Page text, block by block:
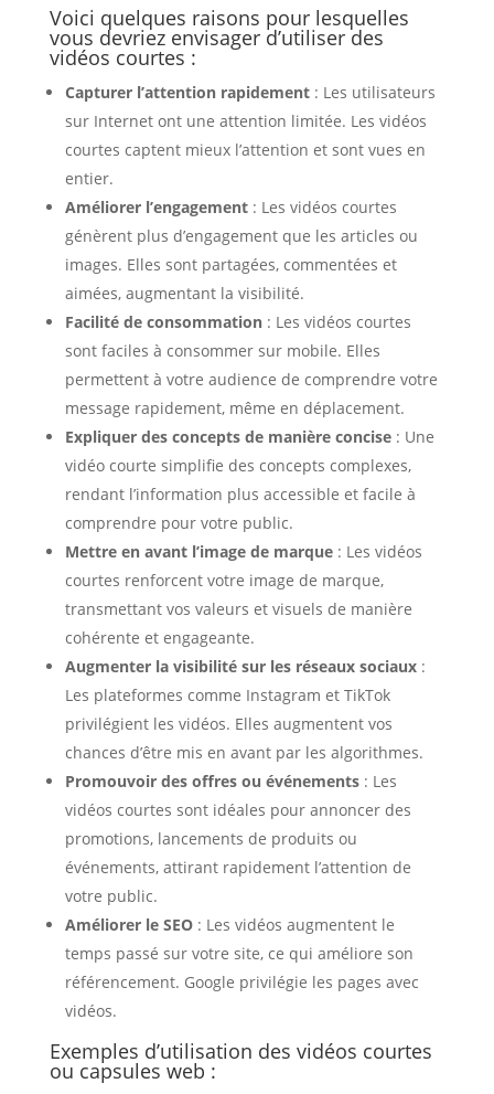
Voici quelques raisons pour lesquelles
vous devriez envisager d’utiliser des
vidéos courtes :
Capturer l’attention rapidement: Les utilisateurs
sur Internet ont une attention limitée. Les vidéos
courtes captent mieux l’attention et sont vues en
entier.
Améliorer l’engagement: Les vidéos courtes
génèrent plus d’engagement que les articles ou
images. Elles sont partagées, commentées et
aimées, augmentant la visibilité.
Facilité de consommation: Les vidéos courtes
sont faciles à consommer sur mobile. Elles
permettent à votre audience de comprendre votre
message rapidement, même en déplacement.
Expliquer des concepts de manière concise: Une
vidéo courte simplifie des concepts complexes,
rendant l’information plus accessible et facile à
comprendre pour votre public.
Mettre en avant l’image de marque: Les vidéos
courtes renforcent votre image de marque,
transmettant vos valeurs et visuels de manière
cohérente et engageante.
Augmenter la visibilité sur les réseaux sociaux:
Les plateformes comme Instagram et TikTok
privilégient les vidéos. Elles augmentent vos
chances d’être mis en avant par les algorithmes.
Promouvoir des offres ou événements: Les
vidéos courtes sont idéales pour annoncer des
promotions, lancements de produits ou
événements, attirant rapidement l’attention de
votre public.
Améliorer le SEO: Les vidéos augmentent le
temps passé sur votre site, ce qui améliore son
référencement. Google privilégie les pages avec
vidéos.
Exemples d’utilisation des vidéos courtes
ou capsules web :